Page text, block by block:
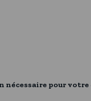
nécessaire pour